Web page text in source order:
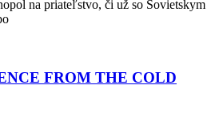
na priateľstvo, či už so Sovietskym
FROM THE COLD